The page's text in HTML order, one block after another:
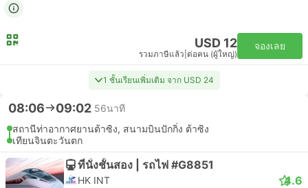
USD 12
รวมภาษีแล้ว ต่อคน (ผู้ใหญ่)
จองเลย
1 ชั้นเรียนเพิ่มเติม จาก USD 24
08:06 09:02 56นาที
สถานีท่าอากาศยานต้าซิง, สนามบินปักกิ่ง ต้าซิง
เทียนจินตะวันตก
ที่นั่งชั้นสอง | รถไฟ #G8851
HK INT 4.6